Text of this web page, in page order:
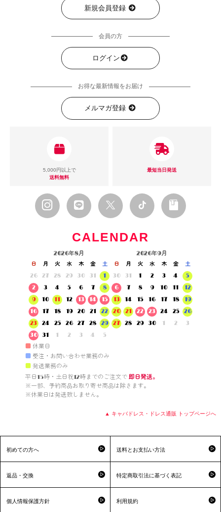
新規会員登録
会員の方
ログイン
お得な最新情報をお届け
メルマガ登録
5,000円以上で
送料無料
最短当日発送
CALENDAR
2026年8月
日 月 火 水 木 金
土
26
27 28 29 30 31
1
2
3 4 5 6 7
8
9
10 11 12 13 14
15
16
17 18 19 20 21
22
23
24 25 26 27 28
29
30
31 1 2 3 4 5
2026年9月
日 月 火 水 木 金
土
30
31 1 2 3 4
5
6
7 8 9 10 11
12
13
14 15 16 17 18
19
20
21 22 23 24 25
26
27
28 29 30 1 2 3
■ 休業日
■ 受注・お問い合わせ業務のみ
■ 発送業務のみ
平日15時・土日祝12時までのご注文で 即日発送。
※一部、予約商品お取り寄せ商品は除きます。
※休業日は発送致しません。
▲ キャバドレス・ドレス通販 トップページへ
初めての方へ 送料とお支払い方法
返品・交換 特定商取引法に基づく表記
個人情報保護方針 利用規約